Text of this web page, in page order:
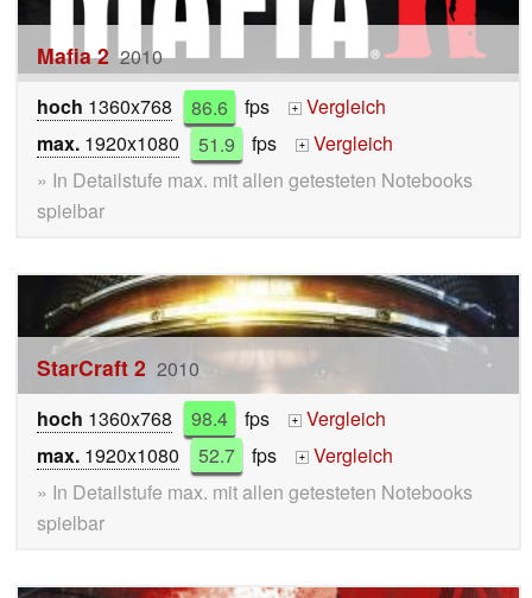
Mafia 2 2010
hoch 1360x768 86.6 fps +
Vergleich
max. 1920x1080 51.9 fps +
Vergleich
» In Detailstufe max. mit allen getesteten Notebooks
spielbar
StarCraft 2 2010
hoch 1360x768 98.4 fps +
Vergleich
max. 1920x1080 52.7 fps +
Vergleich
» In Detailstufe max. mit allen getesteten Notebooks
spielbar